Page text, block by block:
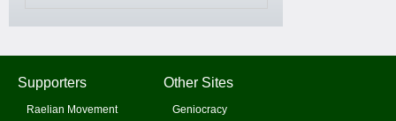
Supporters
Raelian Movement
Other Sites
Geniocracy